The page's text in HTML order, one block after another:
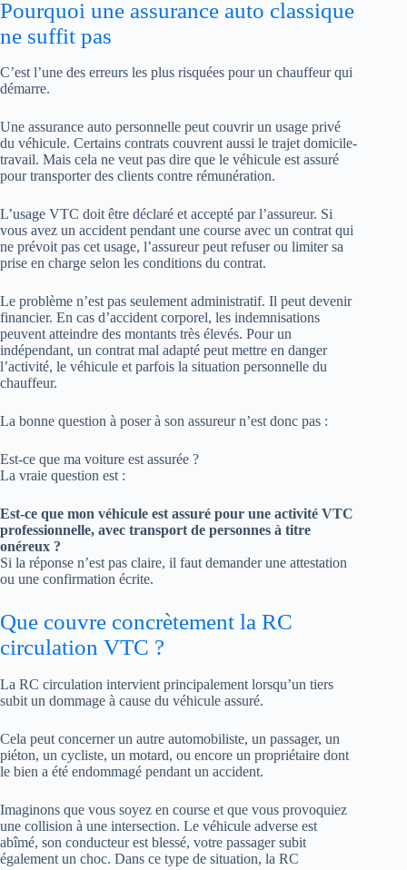
Pourquoi une assurance auto classique
ne suffit pas
C’est l’une des erreurs les plus risquées pour un chauffeur qui
démarre.
Une assurance auto personnelle peut couvrir un usage privé
du véhicule. Certains contrats couvrent aussi le trajet domicile-
travail. Mais cela ne veut pas dire que le véhicule est assuré
pour transporter des clients contre rémunération.
L’usage VTC doit être déclaré et accepté par l’assureur. Si
vous avez un accident pendant une course avec un contrat qui
ne prévoit pas cet usage, l’assureur peut refuser ou limiter sa
prise en charge selon les conditions du contrat.
Le problème n’est pas seulement administratif. Il peut devenir
financier. En cas d’accident corporel, les indemnisations
peuvent atteindre des montants très élevés. Pour un
indépendant, un contrat mal adapté peut mettre en danger
l’activité, le véhicule et parfois la situation personnelle du
chauffeur.
La bonne question à poser à son assureur n’est donc pas :
Est-ce que ma voiture est assurée ?
La vraie question est :
Est-ce que mon véhicule est assuré pour une activité VTC
professionnelle, avec transport de personnes à titre
onéreux ?
Si la réponse n’est pas claire, il faut demander une attestation
ou une confirmation écrite.
Que couvre concrètement la RC
circulation VTC ?
La RC circulation intervient principalement lorsqu’un tiers
subit un dommage à cause du véhicule assuré.
Cela peut concerner un autre automobiliste, un passager, un
piéton, un cycliste, un motard, ou encore un propriétaire dont
le bien a été endommagé pendant un accident.
Imaginons que vous soyez en course et que vous provoquiez
une collision à une intersection. Le véhicule adverse est
abîmé, son conducteur est blessé, votre passager subit
également un choc. Dans ce type de situation, la RC